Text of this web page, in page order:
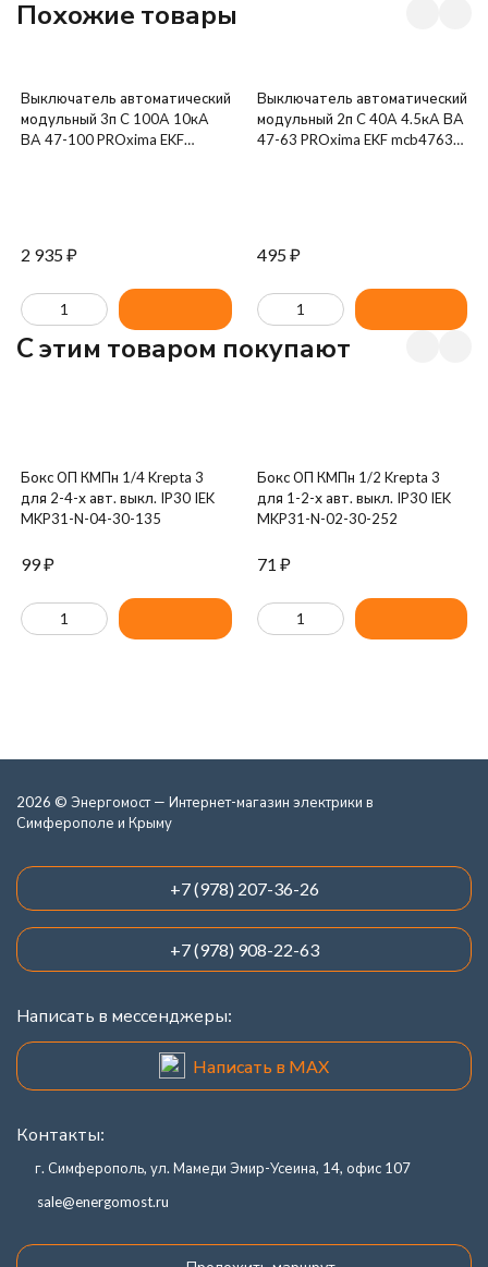
Похожие товары
Выключатель автоматический
модульный 3п C 100А 10кА
ВА 47-100 PROxima EKF
2 935₽
Выключатель автоматический
модульный 2п C 40А 4.5кА ВА
47-63 PROxima EKF mcb4763-
495₽
C этим товаром покупают
Бокс ОП КМПн 1/4 Krepta 3
для 2-4-х авт. выкл. IP30 IEK
MKP31-N-04-30-135
99₽
Бокс ОП КМПн 1/2 Krepta 3
для 1-2-х авт. выкл. IP30 IEK
MKP31-N-02-30-252
71 ₽
2026 © Энергомост — Интернет-магазин электрики в
Симферополе и Крыму
+7 (978) 207-36-26
+7 (978) 908-22-63
Написать в мессенджеры:
Написать в MAX
Контакты:
г. Симферополь, ул. Мамеди Эмир-Усеина, 14, офис 107
sale@energomost.ru